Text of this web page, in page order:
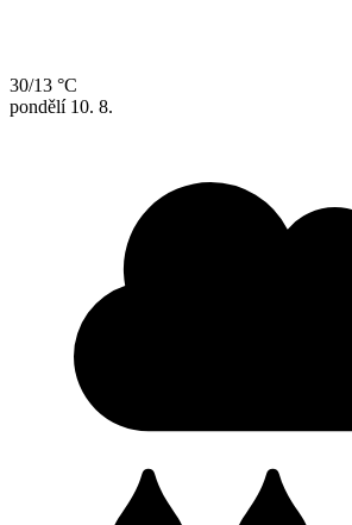
30/13 °C
pondělí 10. 8.